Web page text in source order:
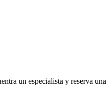
un especialista y reserva una